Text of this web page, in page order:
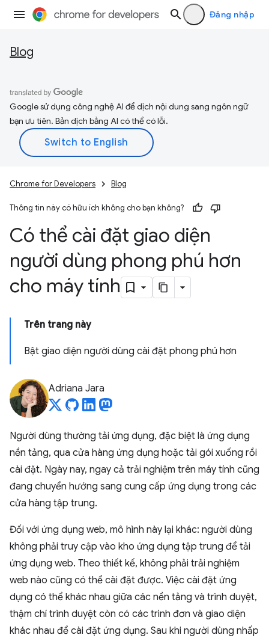
Đăng nhập
Blog
Google sử dụng công nghệ AI để dịch nội dung sang ngôn ngữ
bạn ưu tiên. Bản dịch bằng AI có thể có lỗi.
Chrome for Developers Blog
Thông tin này có hữu ích không cho bạn không?
Có thể cài đặt giao diện
người dùng phong phú hơn
cho máy tính
Trên trang này
Bật giao diện người dùng cài đặt phong phú hơn
Adriana Jara
Người dùng thường tải ứng dụng, đặc biệt là ứng dụng
nền tảng, qua cửa hàng ứng dụng hoặc tải gói xuống rồi
cài đặt. Ngày nay, ngay cả trải nghiệm trên máy tính cũng
đang chuyển hướng sang cung cấp ứng dụng trong các
cửa hàng tập trung.
Đối với ứng dụng web, mô hình này lại khác: người dùng
không phải truy cập vào kho ứng dụng tập trung để tải
ứng dụng web. Theo thiết kế, không phải trải nghiệm
web nào cũng có thể cài đặt được. Việc cài đặt ứng
dụng có thể khác nhau giữa các nền tảng và trình duyệt,
thậm chí trình duyệt còn có các trình đơn và giao diện
khác nhau để cài đặt ứng dụng. Sau khi người dùng nhấp